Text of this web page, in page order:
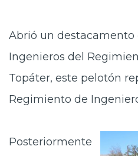
Abrió un destacamento
Ingenieros del
Topáter, este pelotón
Regimiento de
Posteriormente